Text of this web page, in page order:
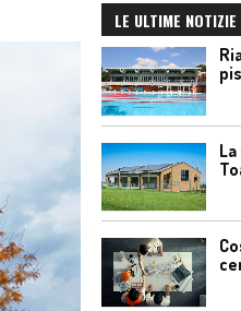
LE ULTIME NOTIZIE